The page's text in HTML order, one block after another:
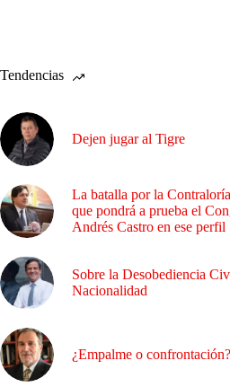
Tendencias
Dejen jugar al Tigre
La batalla por la
que pondrá a prueba el
Andrés Castro en ese perfil
Sobre la Desobediencia
Nacionalidad
¿Empalme o confrontación?